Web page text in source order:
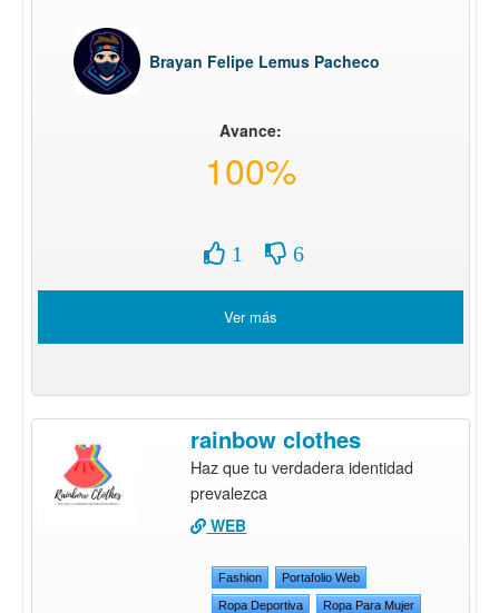
Brayan Felipe Lemus Pacheco
Avance:
100%
1 6
Ver más
rainbow clothes
Haz que tu verdadera identidad
prevalezca
WEB
Fashion Portafolio Web
Ropa Deportiva Ropa Para Mujer